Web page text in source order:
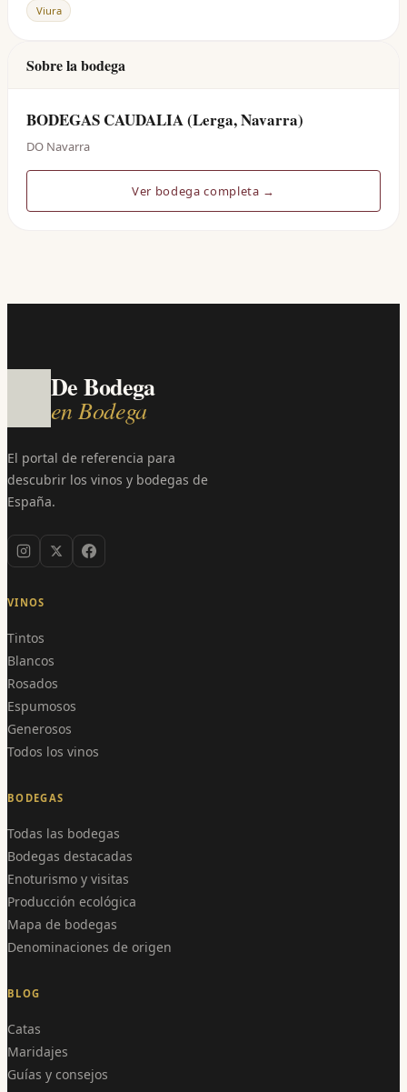
Viura
Sobre la bodega
BODEGAS CAUDALIA (Lerga, Navarra)
DO Navarra
Ver bodega completa →
De Bodega
en Bodega
El portal de referencia para
descubrir los vinos y bodegas de
España.
VINOS
Tintos
Blancos
Rosados
Espumosos
Generosos
Todos los vinos
BODEGAS
Todas las bodegas
Bodegas destacadas
Enoturismo y visitas
Producción ecológica
Mapa de bodegas
Denominaciones de origen
BLOG
Catas
Maridajes
Guías y consejos